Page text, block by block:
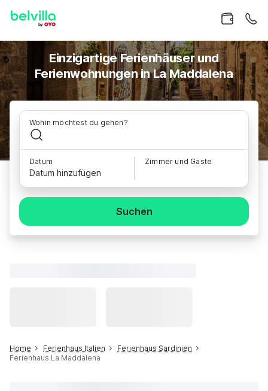
Einzigartige Ferienhäuser und
Ferienwohnungen in La Maddalena
Wohin möchtest du gehen?
Datum
Datum hinzufügen
Zimmer und Gäste
Suchen
Home Ferienhaus Italien
Ferienhaus Sardinien
Ferienhaus La Maddalena